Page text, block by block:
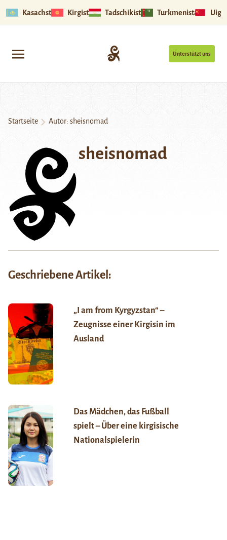
Kasachstan Kirgistan Tadschikistan Turkmenistan
Unterstützt uns
Startseite Autor: sheisnomad
sheisnomad
Geschriebene Artikel:
„I am from Kyrgyzstan“ –
Zeugnisse einer Kirgisin im
Ausland
Das Mädchen, das Fußball
spielt – Über eine kirgisische
Nationalspielerin